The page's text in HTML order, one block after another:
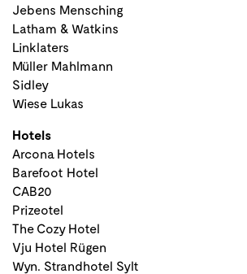
Jebens Mensching
Latham & Watkins
Linklaters
Müller Mahlmann
Sidley
Wiese Lukas
Hotels
Arcona Hotels
Barefoot Hotel
CAB20
Prizeotel
The Cozy Hotel
Vju Hotel Rügen
Wyn. Strandhotel Sylt